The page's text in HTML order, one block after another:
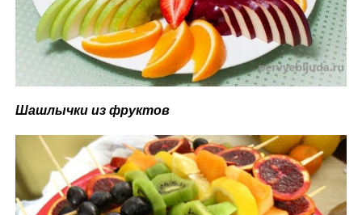
Шашлычки из фруктов